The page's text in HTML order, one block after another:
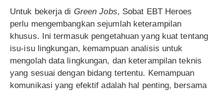
Untuk bekerja di Green Jobs, Sobat EBT Heroes
perlu mengembangkan sejumlah keterampilan
khusus. Ini termasuk pengetahuan yang kuat tentang
isu-isu lingkungan, kemampuan analisis untuk
mengolah data lingkungan, dan keterampilan teknis
yang sesuai dengan bidang tertentu. Kemampuan
komunikasi yang efektif adalah hal penting, bersama